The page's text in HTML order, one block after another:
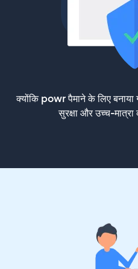
क्योंकि powr पैमाने के लिए बनाया
सुरक्षा और उच्च-मात्रा